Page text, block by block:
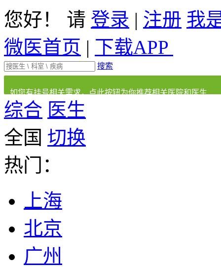
您好！ 请 登录 | 注册 我
微医首页 | 下载APP
搜索
如您有挂号相关需求，点此按钮为你推荐相关医院和医生
综合 医生
全国 切换
热门：
上海
北京
广州